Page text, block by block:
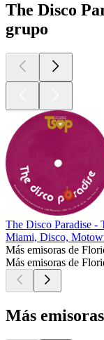
The Disco
grupo
The Disco Paradise -
Miami, Disco,
Más emisoras de
Más emisoras de
Más